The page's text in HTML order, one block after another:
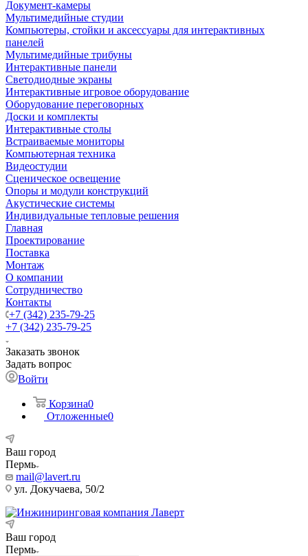
Документ-камеры
Мультимедийные студии
Компьютеры, стойки и аксессуары для интерактивных
панелей
Мультимедийные трибуны
Интерактивные панели
Светодиодные экраны
Интерактивные игровое оборудование
Оборудование переговорных
Доски и комплекты
Интерактивные столы
Встраиваемые мониторы
Компьютерная техника
Видеостудии
Cценическое освещение
Опоры и модули конструкций
Акустические системы
Индивидуальные тепловые решения
Главная
Проектирование
Поставка
Монтаж
О компании
Сотрудничество
Контакты
+7 (342) 235-79-25
+7 (342) 235-79-25
Заказать звонок
Задать вопрос
Войти
Корзина0
Отложенные0
Ваш город
Пермь
mail@lavert.ru
ул. Докучаева, 50/2
Ваш город
Пермь